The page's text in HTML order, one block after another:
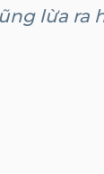
lừa ra